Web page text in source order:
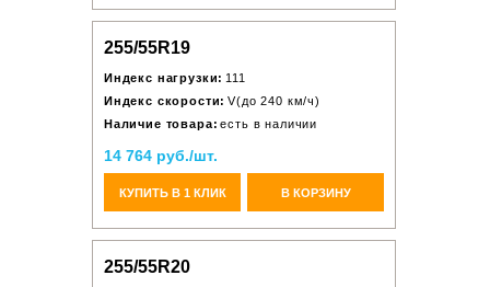
255/55R19
Индекс нагрузки: 111
Индекс скорости: V(до 240 км/ч)
Наличие товара: есть в наличии
14 764 руб./шт.
КУПИТЬ В 1 КЛИК В КОРЗИНУ
255/55R20